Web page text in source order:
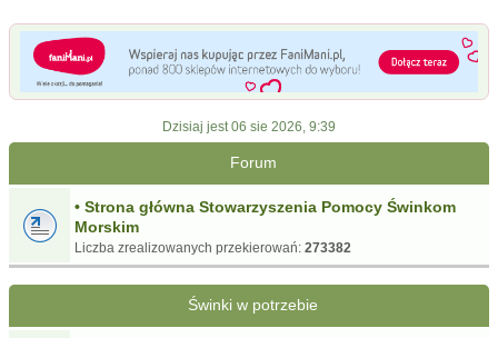
Dzisiaj jest 06 sie 2026, 9:39
Forum
• Strona główna Stowarzyszenia Pomocy Świnkom
Morskim
Liczba zrealizowanych przekierowań: 273382
Świnki w potrzebie